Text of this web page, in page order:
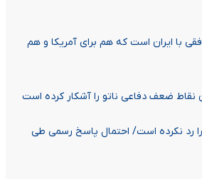
با ایران است که هم برای آمریکا و هم
نقاط ضعف دفاعی ناتو را آشکار کرده است
را رد نکرده است/ احتمال پاسخ رسمی طی